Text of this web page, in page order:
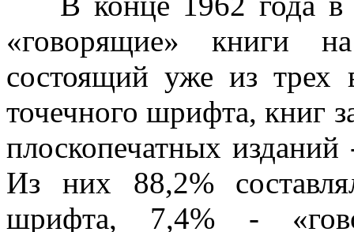
«говорящие» книги
состоящий уже из трех
точечного шрифта, книг
плоскопечатных
Из них 88,2%
шрифта, 7,4% -